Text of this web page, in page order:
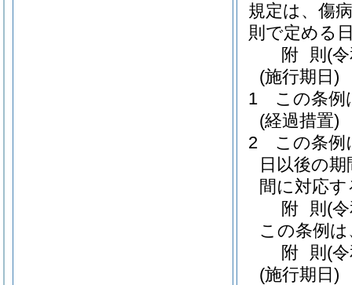
規定は、傷
則で定める
附 則 (
(施行期日)
1
この条例
(経過措置)
2
この条例
日以後の
間に対応
附 則 (
この条例
附 則 (
(施行期日)